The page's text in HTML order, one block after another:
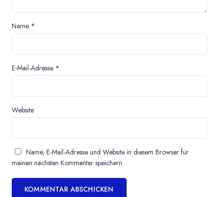
Name *
E-Mail-Adresse *
Website
Name, E-Mail-Adresse und Website in diesem Browser für
meinen nächsten Kommentar speichern.